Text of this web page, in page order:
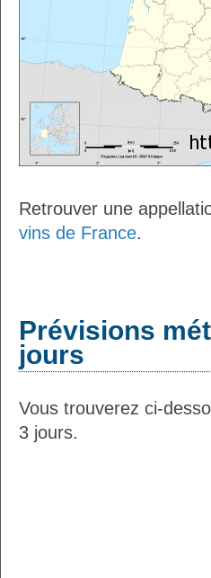
Retrouver une
vins de France.
Prévisions
jours
Vous trouverez ci-
3 jours.